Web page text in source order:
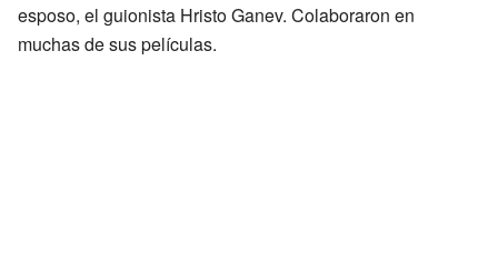
esposo, el guionista Hristo Ganev. Colaboraron en
muchas de sus películas.